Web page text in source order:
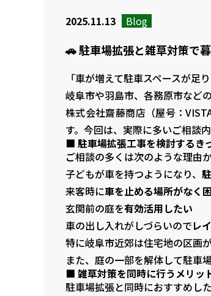
2025.11.13 Blog
🚗 駐車場拡張と雑草対策で
「車が増えて駐車スペースが足
岐阜市や羽島市、各務原市など
株式会社齋藤商店（屋号：
す。今回は、実際に多いご相談
■ 駐車場拡張工事を検討するき
ご相談の多くは次のような理由
子どもが車を持つようになり、
来客時に車を止める場所がなく
玄関前の庭を有効活用したい
車の出し入れがしづらいのでレ
特に岐阜市近郊は住宅地の区画
また、庭の一部を解体して駐車
■ 雑草対策を同時に行うメリッ
駐車場拡張と同時におすすめした